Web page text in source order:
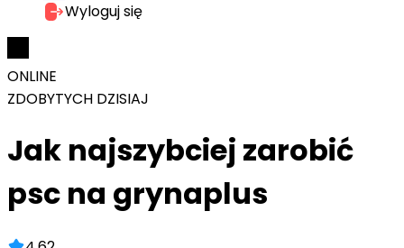
Wyloguj się
ONLINE
ZDOBYTYCH DZISIAJ
Jak najszybciej zarobić
psc na grynaplus